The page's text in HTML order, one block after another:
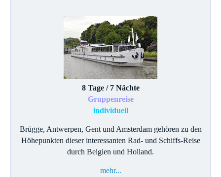
8 Tage / 7 Nächte
Gruppenreise
individuell
Brügge, Antwerpen, Gent und Amsterdam gehören zu den
Höhepunkten dieser interessanten Rad- und Schiffs-Reise
durch Belgien und Holland.
mehr...